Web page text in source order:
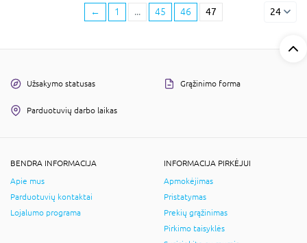
← 1 ... 45 46 47 24
Užsakymo statusas Grąžinimo forma
Parduotuvių darbo laikas
BENDRA INFORMACIJA
Apie mus
Parduotuvių kontaktai
Lojalumo programa
INFORMACIJA PIRKĖJUI
Apmokėjimas
Pristatymas
Prekių grąžinimas
Pirkimo taisyklės